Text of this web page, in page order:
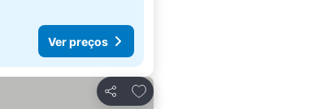
Ver preços
Partilhar
Adicionar aos favoritos